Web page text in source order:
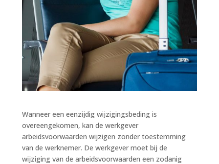
Wanneer een eenzijdig wijzigingsbeding is
overeengekomen, kan de werkgever
arbeidsvoorwaarden wijzigen zonder toestemming
van de werknemer. De werkgever moet bij de
wijziging van de arbeidsvoorwaarden een zodanig